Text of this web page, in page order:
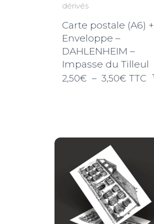
dérivés
Carte postale (A6) +
Enveloppe –
DAHLENHEIM –
Impasse du Tilleul
2,50€ – 3,50€ Plage
TTC